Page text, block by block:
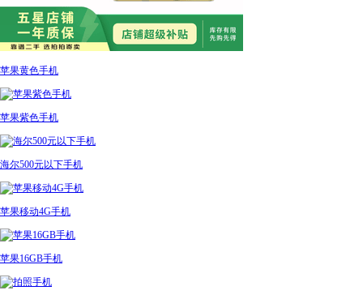
苹果黄色手机
苹果紫色手机
海尔500元以下手机
苹果移动4G手机
苹果16GB手机